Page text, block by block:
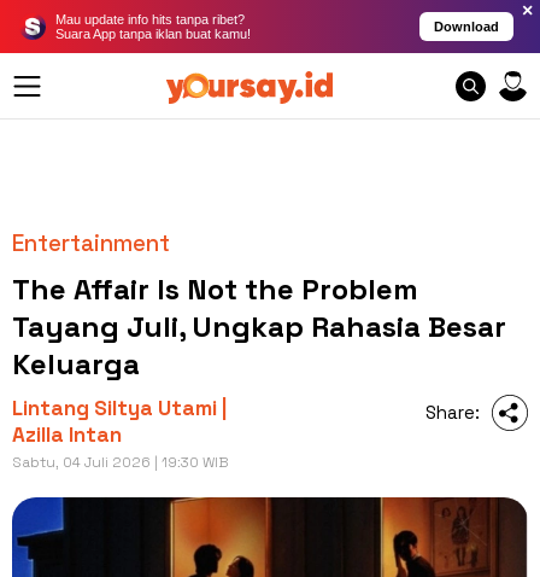
Mau update info hits tanpa ribet?
Suara App tanpa iklan buat kamu!
Download
×
Entertainment
The Affair Is Not the Problem
Tayang Juli, Ungkap Rahasia Besar
Keluarga
Lintang Siltya Utami |
Azilla Intan
Sabtu, 04 Juli 2026 | 19:30 WIB
Share: